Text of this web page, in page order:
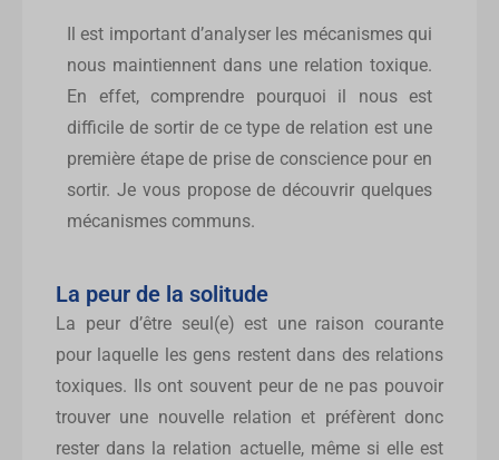
Il est important d’analyser les mécanismes qui
nous maintiennent dans une relation toxique.
En effet, comprendre pourquoi il nous est
difficile de sortir de ce type de relation est une
première étape de prise de conscience pour en
sortir. Je vous propose de découvrir quelques
mécanismes communs.
La peur de la solitude
La peur d’être seul(e) est une raison courante
pour laquelle les gens restent dans des relations
toxiques. Ils ont souvent peur de ne pas pouvoir
trouver une nouvelle relation et préfèrent donc
rester dans la relation actuelle, même si elle est